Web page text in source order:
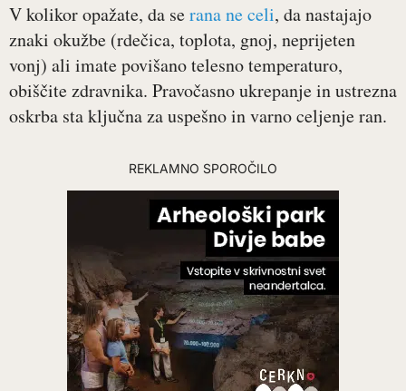
V kolikor opažate, da serana ne celi, da nastajajo
znaki okužbe (rdečica, toplota, gnoj, neprijeten
vonj) ali imate povišano telesno temperaturo,
obiščite zdravnika. Pravočasno ukrepanje in ustrezna
oskrba sta ključna za uspešno in varno celjenje ran.
REKLAMNO SPOROČILO